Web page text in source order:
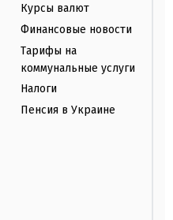
Курсы валют
Финансовые новости
Тарифы на
коммунальные услуги
Налоги
Пенсия в Украине